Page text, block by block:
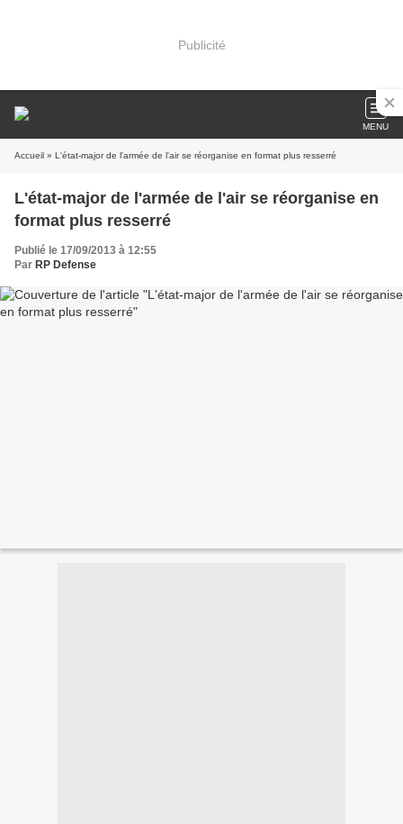
Publicité
MENU
Accueil » L'état-major de l'armée de l'air se réorganise en format plus resserré
L'état-major de l'armée de l'air se réorganise en
format plus resserré
Publié le 17/09/2013 à 12:55
Par RP Defense